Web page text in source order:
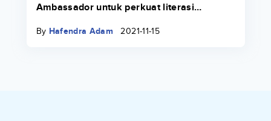
Ambassador untuk perkuat literasi
By Hafendra Adam 2021-11-15